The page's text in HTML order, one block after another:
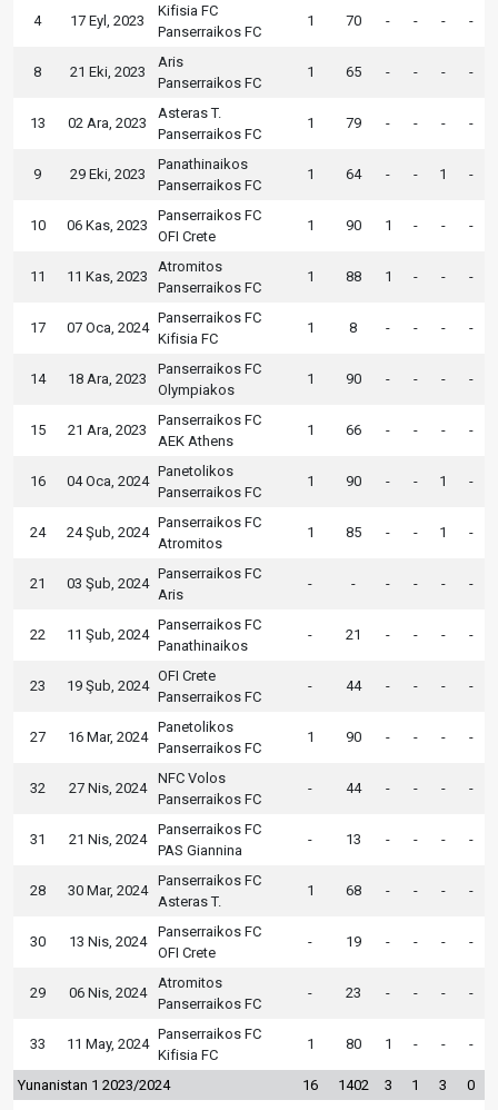
4 17 Eyl, 2023
Kifisia FC
Panserraikos FC
1 70 - - - -
8 21 Eki, 2023
Aris
Panserraikos FC
1 65 - - - -
13 02 Ara, 2023
Asteras T.
Panserraikos FC
1 79 - - - -
9 29 Eki, 2023
Panathinaikos
Panserraikos FC
1 64 - - 1 -
10 06 Kas, 2023
Panserraikos FC
OFI Crete
1 90 1 - - -
11 11 Kas, 2023
Atromitos
Panserraikos FC
1 88 1 - - -
17 07 Oca, 2024
Panserraikos FC
Kifisia FC
1 8 - - - -
14 18 Ara, 2023
Panserraikos FC
Olympiakos
1 90 - - - -
15 21 Ara, 2023
Panserraikos FC
AEK Athens
1 66 - - - -
16 04 Oca, 2024
Panetolikos
Panserraikos FC
1 90 - - 1 -
24 24 Şub, 2024
Panserraikos FC
Atromitos
1 85 - - 1 -
21 03 Şub, 2024
Panserraikos FC
Aris
- - - - - -
22 11 Şub, 2024
Panserraikos FC
Panathinaikos
- 21 - - - -
23 19 Şub, 2024
OFI Crete
Panserraikos FC
- 44 - - - -
27 16 Mar, 2024
Panetolikos
Panserraikos FC
1 90 - - - -
32 27 Nis, 2024
NFC Volos
Panserraikos FC
- 44 - - - -
31 21 Nis, 2024
Panserraikos FC
PAS Giannina
- 13 - - - -
28 30 Mar, 2024
Panserraikos FC
Asteras T.
1 68 - - - -
30 13 Nis, 2024
Panserraikos FC
OFI Crete
- 19 - - - -
29 06 Nis, 2024
Atromitos
Panserraikos FC
- 23 - - - -
33 11 May, 2024
Panserraikos FC
Kifisia FC
1 80 1 - - -
Yunanistan 1 2023/2024 16 1402 3 1 3
0